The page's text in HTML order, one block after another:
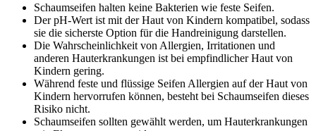
Schaumseifen halten keine Bakterien wie feste Seifen.
Der pH-Wert ist mit der Haut von Kindern kompatibel, sodass
sie die sicherste Option für die Handreinigung darstellen.
Die Wahrscheinlichkeit von Allergien, Irritationen und
anderen Hauterkrankungen ist bei empfindlicher Haut von
Kindern gering.
Während feste und flüssige Seifen Allergien auf der Haut von
Kindern hervorrufen können, besteht bei Schaumseifen dieses
Risiko nicht.
Schaumseifen sollten gewählt werden, um Hauterkrankungen